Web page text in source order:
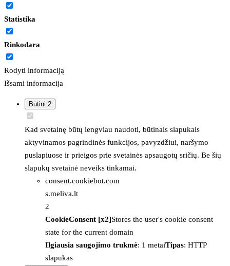
Statistika
Rinkodara
Rodyti informaciją
Išsami informacija
Būtini 2
Kad svetainę būtų lengviau naudoti, būtinais slapukais
aktyvinamos pagrindinės funkcijos, pavyzdžiui, naršymo
puslapiuose ir prieigos prie svetainės apsaugotų sričių. Be šių
slapukų svetainė neveiks tinkamai.
consent.cookiebot.com
s.meliva.lt
2
CookieConsent [x2]Stores the user's cookie consent
state for the current domain
Ilgiausia saugojimo trukmė: 1 metaiTipas: HTTP
slapukas